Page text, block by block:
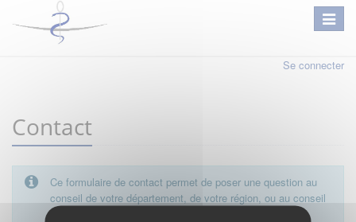
Se connecter
Contact
Ce formulaire de contact permet de poser une question au
conseil de votre département, de votre région, ou au conseil
national.